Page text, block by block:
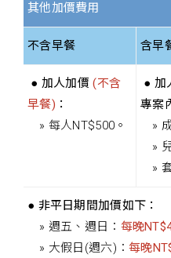
其他加價費用
不含早餐 含早
● 加人加價(不含
早餐) ：
» 每人NT$500。
● 加
專案
»
»
»
● 非平日期間加價如下：
» 週五、週日： 每晚
» 大假日(週六)：每晚